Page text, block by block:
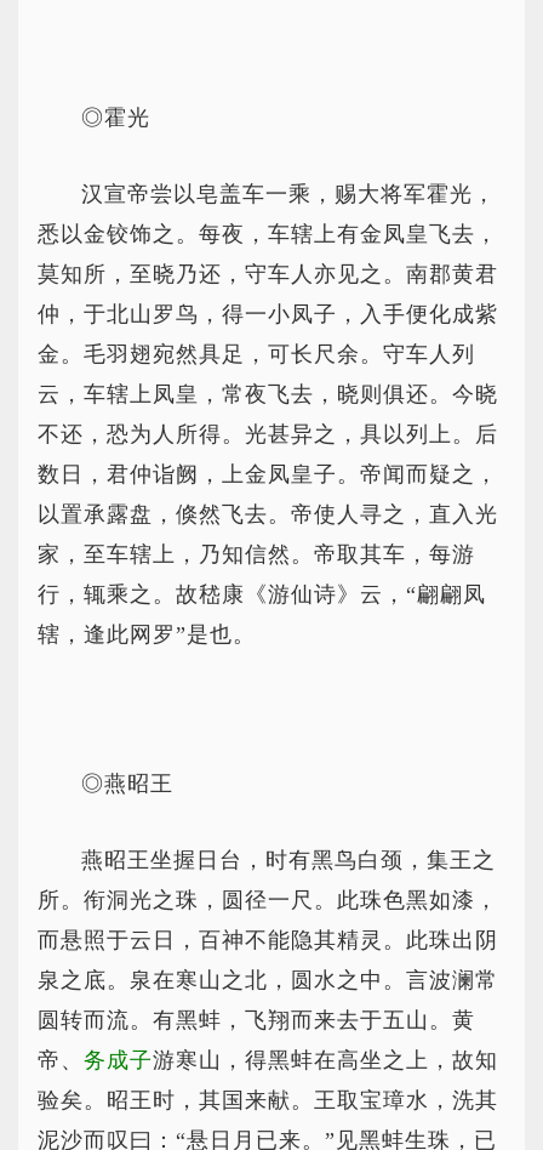
◎霍光
汉宣帝尝以皂盖车一乘，赐大将军霍光，
悉以金铰饰之。每夜，车辖上有金凤皇飞去，
莫知所，至晓乃还，守车人亦见之。南郡黄君
仲，于北山罗鸟，得一小凤子，入手便化成紫
金。毛羽翅宛然具足，可长尺余。守车人列
云，车辖上凤皇，常夜飞去，晓则俱还。今晓
不还，恐为人所得。光甚异之，具以列上。后
数日，君仲诣阙，上金凤皇子。帝闻而疑之，
以置承露盘，倏然飞去。帝使人寻之，直入光
家，至车辖上，乃知信然。帝取其车，每游
行，辄乘之。故嵇康《游仙诗》云，“翩翩凤
辖，逢此网罗”是也。
◎燕昭王
燕昭王坐握日台，时有黑鸟白颈，集王之
所。衔洞光之珠，圆径一尺。此珠色黑如漆，
而悬照于云日，百神不能隐其精灵。此珠出阴
泉之底。泉在寒山之北，圆水之中。言波澜常
圆转而流。有黑蚌，飞翔而来去于五山。黄
帝、 务成子游寒山，得黑蚌在高坐之上，故知
验矣。昭王时，其国来献。王取宝璋水，洗其
泥沙而叹曰：“悬日月已来。”见黑蚌生珠，已